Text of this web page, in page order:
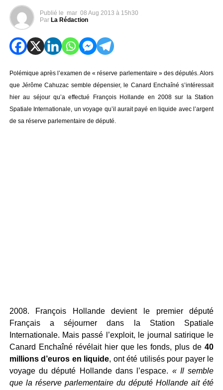
Publié le mar 08 Aug 2013 à 15h30
Par La Rédaction
Polémique après l’examen de « réserve parlementaire » des députés. Alors
que Jérôme Cahuzac semble dépensier, le Canard Enchaîné s’intéressait
hier au séjour qu’a effectué François Hollande en 2008 sur la Station
Spatiale Internationale, un voyage qu’il aurait payé en liquide avec l’argent
de sa réserve parlementaire de député.
2008. François Hollande devient le premier député
Français a séjourner dans la Station Spatiale
Internationale. Mais passé l’exploit, le journal satirique le
Canard Enchaîné révélait hier que les fonds, plus de40
millions d’euros en liquide, ont été utilisés pour payer le
voyage du député Hollande dans l’espace. « Il semble
que la réserve parlementaire du député Hollande ait été